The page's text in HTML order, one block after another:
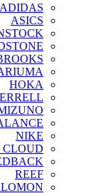
ADIDAS
ASICS
HOKA
NIKE
CLOUD
REEF